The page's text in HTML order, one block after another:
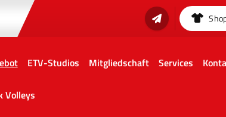
ETV-Studios Mitgliedschaft Services
Volleys